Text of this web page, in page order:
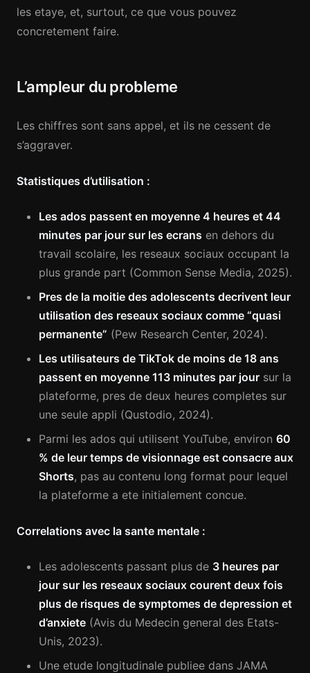
les etaye, et, surtout, ce que vous pouvez
concretement faire.
L’ampleur du probleme
Les chiffres sont sans appel, et ils ne cessent de
s’aggraver.
Statistiques d’utilisation :
Les ados passent en moyenne 4 heures et 44
minutes par jour sur les ecrans en dehors du
travail scolaire, les reseaux sociaux occupant la
plus grande part (Common Sense Media, 2025).
Pres de la moitie des adolescents decrivent leur
utilisation des reseaux sociaux comme “quasi
permanente” (Pew Research Center, 2024).
Les utilisateurs de TikTok de moins de 18 ans
passent en moyenne 113 minutes par jour sur la
plateforme, pres de deux heures completes sur
une seule appli (Qustodio, 2024).
Parmi les ados qui utilisent YouTube, environ 60
% de leur temps de visionnage est consacre aux
Shorts, pas au contenu long format pour lequel
la plateforme a ete initialement concue.
Correlations avec la sante mentale :
Les adolescents passant plus de 3 heures par
jour sur les reseaux sociaux courent deux fois
plus de risques de symptomes de depression et
d’anxiete (Avis du Medecin general des Etats-
Unis, 2023).
Une etude longitudinale publiee dans JAMA